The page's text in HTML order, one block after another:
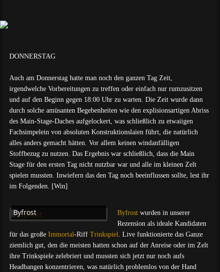
DONNERSTAG
Auch am Donnerstag hatte man noch den ganzen Tag Zeit,
irgendwelche Vorbereitungen zu treffen oder einfach nur rumzusitzen
und auf den Beginn gegen 18:00 Uhr zu warten. Die Zeit wurde dann
durch solche amüsanten Begebenheiten wie den explisionsartigen Abriss
des Main-Stage-Daches aufgelockert, was schließlich zu etwaiigen
Fachsimpelein von absoluten Konstruktionslaien führt, die natürlich
alles anders gemacht hätten. Vor allem keinen windanfälligen
Stoffbezug zu nutzen. Das Ergebnis war schließlich, dass die Main
Stage für den ersten Tag nicht nutzbar war und alle im kleinen Zelt
spielen mussten. Inwiefern das den Tag noch beeinflussen sollte, lest ihr
im Folgenden. [Win]
Byfrost Byfrost wurden in unserer
Rezension als ideale Kandidaten
für das große Immortal-Riff Trinkspiel. Live funktionierte das Ganze
ziemlich gut, den die meisten hatten schon auf der Anreise oder im Zelt
ihre Trinkspiele zelebriert und mussten sich jetzt nur noch aufs
Headbangen konzentrieren, was natürlich problemlos von der Hand